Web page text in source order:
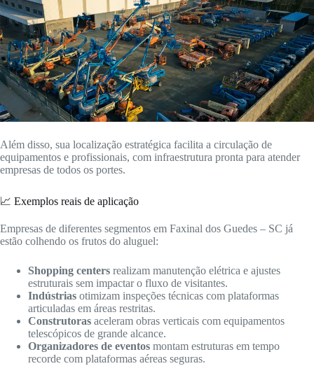
Além disso, sua localização estratégica facilita a circulação de
equipamentos e profissionais, com infraestrutura pronta para atender
empresas de todos os portes.
📈 Exemplos reais de aplicação
Empresas de diferentes segmentos em Faxinal dos Guedes – SC já
estão colhendo os frutos do aluguel:
Shopping centers realizam manutenção elétrica e ajustes
estruturais sem impactar o fluxo de visitantes.
Indústrias otimizam inspeções técnicas com plataformas
articuladas em áreas restritas.
Construtoras aceleram obras verticais com equipamentos
telescópicos de grande alcance.
Organizadores de eventos montam estruturas em tempo
recorde com plataformas aéreas seguras.